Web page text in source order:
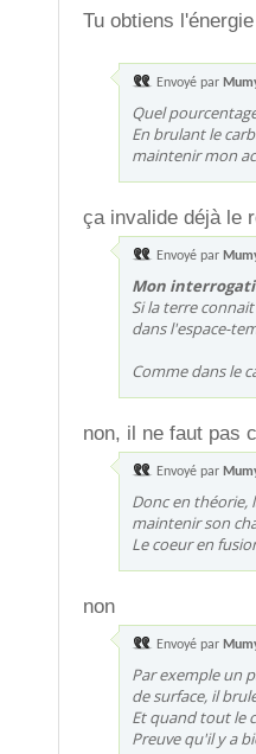
Tu obtiens
Envoyé par
Quel
En brulant le
maintenir mon
ça invalide déjà le
Envoyé par
Mon
Si la terre
dans l'espace-
Comme dans le
non, il ne faut pas
Envoyé par
Donc en théorie,
maintenir son
Le coeur en
non
Envoyé par
Par exemple un
de surface, il
Et quand tout le
Preuve qu'il y a